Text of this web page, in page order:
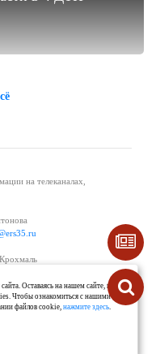
на телеканалах,
Вьюжанина 8(81738)
Оставаясь на нашем сайте, вы
Чтобы ознакомиться с нашими
файлов cookie,нажмите здесь.